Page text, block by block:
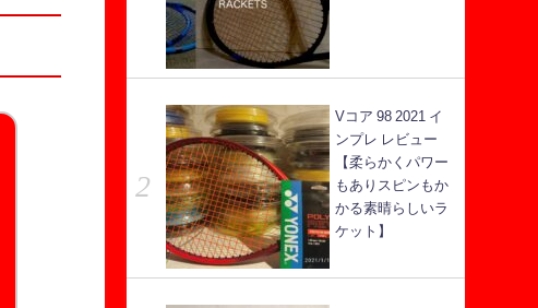
Vコア 98 2021 イ
ンプレ レビュー
【柔らかくパワー
もありスピンもか
かる素晴らしいラ
ケット】